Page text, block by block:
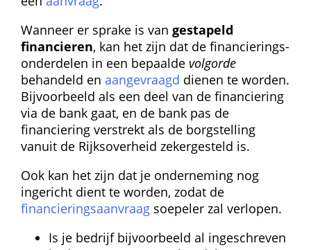
Wanneer er sprake is van gestapeld
financieren, kan het zijn dat de financierings­
onderdelen in een bepaalde volgorde
behandeld en aangevraagd dienen te worden.
Bijvoorbeeld als een deel van de financiering
via de bank gaat, en de bank pas de
financiering verstrekt als de borgstelling
vanuit de Rijksoverheid zekergesteld is.
Ook kan het zijn dat je onderneming nog
ingericht dient te worden, zodat de
financieringsaanvraag soepeler zal verlopen.
Is je bedrijf bijvoorbeeld al ingeschreven